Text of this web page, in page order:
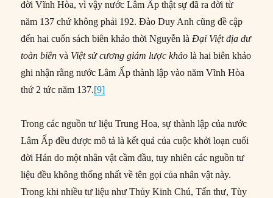
đời Vĩnh Hòa, vì vậy nước Lâm Ấp thật sự đã ra đời từ
năm 137 chứ không phải 192. Đào Duy Anh cũng đề cập
đến hai cuốn sách biên khảo thời Nguyễn làĐại Việt địa dư
toàn biênvà Việt sử cương giám lược khảo là hai biên khảo
ghi nhận rằng nước Lâm Ấp thành lập vào năm Vĩnh Hòa
thứ 2 tức năm 137.[9]
Trong các nguồn tư liệu Trung Hoa, sự thành lập của nước
Lâm Ấp đều được mô tả là kết quả của cuộc khởi loạn cuối
đời Hán do một nhân vật cầm đầu, tuy nhiên các nguồn tư
liệu đều không thống nhất về tên gọi của nhân vật này.
Trong khi nhiều tư liệu như Thủy Kinh Chú, Tấn thư, Tùy